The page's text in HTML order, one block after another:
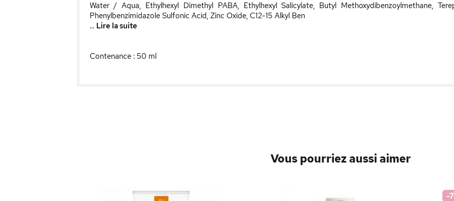
Water / Aqua, Ethylhexyl Dimethyl PABA, Ethylhexyl Salicylate, Butyl Methoxydibenzoylmethane,
Phenylbenzimidazole Sulfonic Acid, Zinc Oxide, C12-15 Alkyl Ben
... Lire la suite
Contenance : 50 ml
Vous pourriez aussi aimer
-